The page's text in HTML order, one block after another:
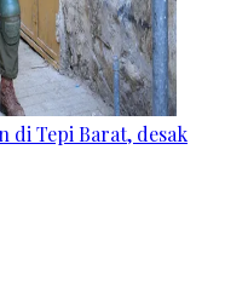
di Tepi Barat, desak